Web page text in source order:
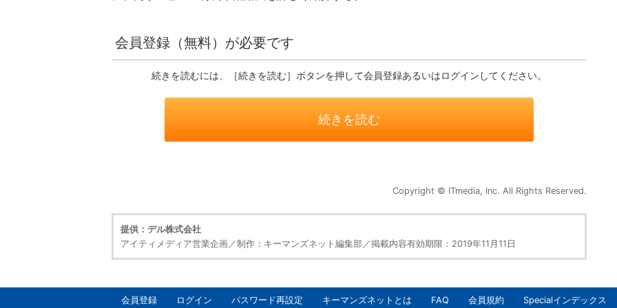
会員登録（無料）が必要です
続きを読むには、［続きを読む］ボタンを押して会員登録あるいはログインしてください。
続きを読む
Copyright © ITmedia, Inc. All Rights Reserved.
提供：デル株式会社
アイティメディア営業企画／制作：キーマンズネット編集部／掲載内容有効期限：2019年11月11日
会員登録 ログイン パスワード再設定 キーマンズネットとは FAQ 会員規約 Specialインデックス